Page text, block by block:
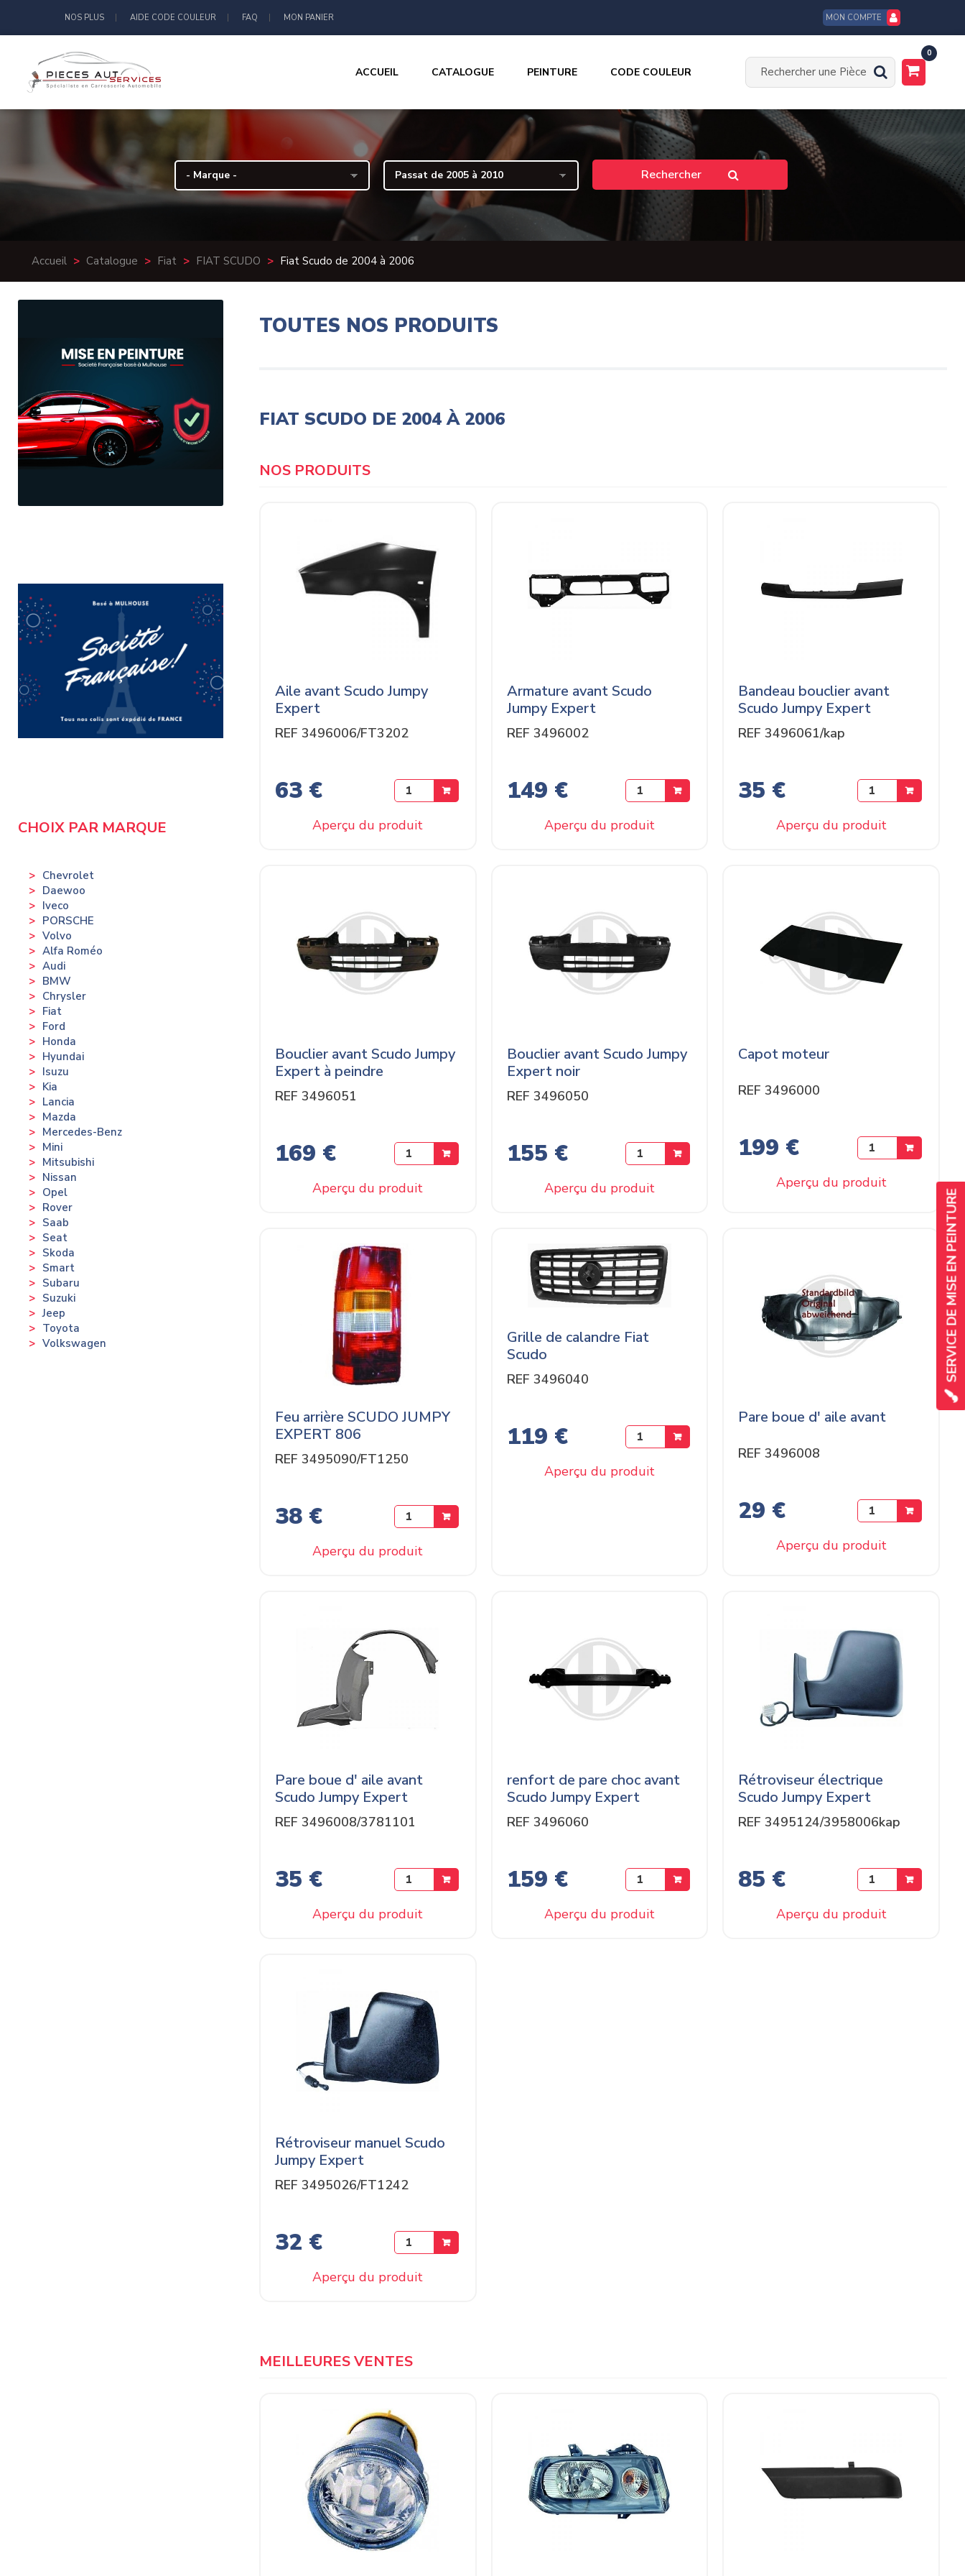
NOS PLUS AIDE CODE COULEUR FAQ MON PANIER MON COMPTE
ACCUEIL CATALOGUE PEINTURE CODE COULEUR
0
Accueil > Catalogue > Fiat > FIAT SCUDO > Fiat Scudo de 2004 à 2006
CHOIX PAR MARQUE
Chevrolet
Daewoo
Iveco
PORSCHE
Volvo
Alfa Roméo
Audi
BMW
Chrysler
Fiat
Ford
Honda
Hyundai
Isuzu
Kia
Lancia
Mazda
Mercedes-Benz
Mini
Mitsubishi
Nissan
Opel
Rover
Saab
Seat
Skoda
Smart
Subaru
Suzuki
Jeep
Toyota
Volkswagen
TOUTES NOS PRODUITS
FIAT SCUDO DE 2004 À 2006
MEILLEURES VENTES
Aile avant Scudo Jumpy
Expert
REF 3496006/FT3202
63 €
Aperçu du produit
Armature avant Scudo
Jumpy Expert
REF 3496002
149 €
Aperçu du produit
Bandeau bouclier avant
Scudo Jumpy Expert
REF 3496061/kap
35 €
Aperçu du produit
Bouclier avant Scudo Jumpy
Expert à peindre
REF 3496051
169 €
Aperçu du produit
Bouclier avant Scudo Jumpy
Expert noir
REF 3496050
155 €
Aperçu du produit
Capot moteur
REF 3496000
199 €
Aperçu du produit
Feu arrière SCUDO JUMPY
EXPERT 806
REF 3495090/FT1250
38 €
Aperçu du produit
Grille de calandre Fiat
Scudo
REF 3496040
119 €
Aperçu du produit
Pare boue d' aile avant
REF 3496008
29 €
Aperçu du produit
Pare boue d' aile avant
Scudo Jumpy Expert
REF 3496008/3781101
35 €
Aperçu du produit
renfort de pare choc avant
Scudo Jumpy Expert
REF 3496060
159 €
Aperçu du produit
Rétroviseur électrique
Scudo Jumpy Expert
REF 3495124/3958006kap
85 €
Aperçu du produit
Rétroviseur manuel Scudo
Jumpy Expert
REF 3495026/FT1242
32 €
Aperçu du produit
SERVICE DE MISE EN PEINTURE